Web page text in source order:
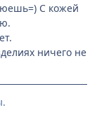
С кожей
ничего не